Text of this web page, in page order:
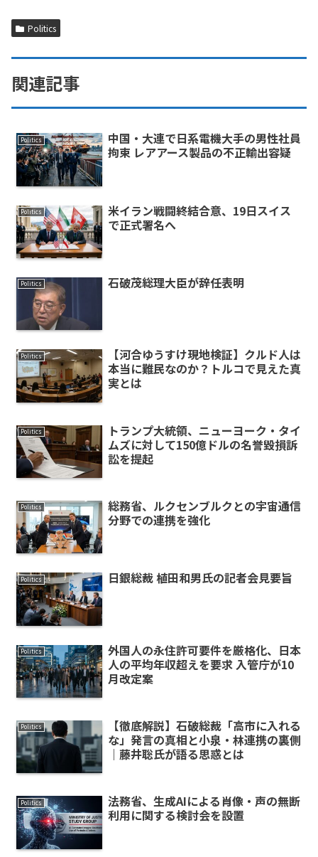
Politics
関連記事
Politics
中国・大連で日系電機大手の男性社員
拘束 レアアース製品の不正輸出容疑
Politics
米イラン戦闘終結合意、19日スイス
で正式署名へ
Politics 石破茂総理大臣が辞任表明
Politics
【河合ゆうすけ現地検証】クルド人は
本当に難民なのか？トルコで見えた真
実とは
Politics
トランプ大統領、ニューヨーク・タイ
ムズに対して150億ドルの名誉毀損訴
訟を提起
Politics
総務省、ルクセンブルクとの宇宙通信
分野での連携を強化
Politics 日銀総裁 植田和男氏の記者会見要旨
Politics
外国人の永住許可要件を厳格化、日本
人の平均年収超えを要求 入管庁が10
月改定案
Politics
【徹底解説】石破総裁「高市に入れる
な」発言の真相と小泉・林連携の裏側
｜藤井聡氏が語る思惑とは
Politics
法務省、生成AIによる肖像・声の無断
利用に関する検討会を設置